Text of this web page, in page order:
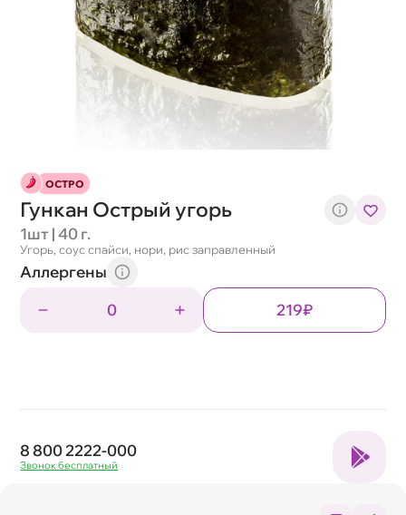
ОСТРО
Гункан Острый угорь
1шт | 40 г.
Угорь, соус спайси, нори, рис заправленный
Аллергены
0
219₽
8 800 2222-000
Звонок бесплатный